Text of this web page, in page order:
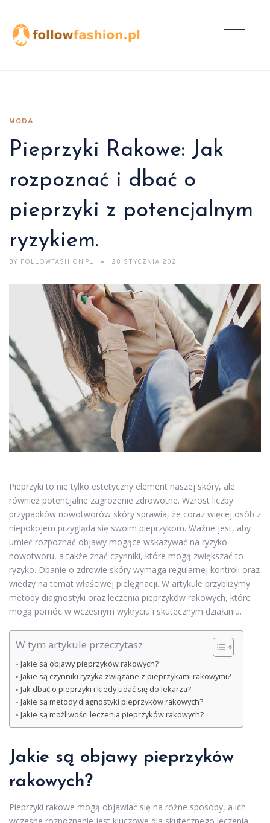
MODA
Pieprzyki Rakowe: Jak
rozpoznać i dbać o
pieprzyki z potencjalnym
ryzykiem.
BY FOLLOWFASHION.PL 28 STYCZNIA 2021
Pieprzyki to nie tylko estetyczny element naszej skóry, ale
również potencjalne zagrożenie zdrowotne. Wzrost liczby
przypadków nowotworów skóry sprawia, że coraz więcej osób z
niepokojem przygląda się swoim pieprzykom. Ważne jest, aby
umieć rozpoznać objawy mogące wskazywać na ryzyko
nowotworu, a także znać czynniki, które mogą zwiększać to
ryzyko. Dbanie o zdrowie skóry wymaga regularnej kontroli oraz
wiedzy na temat właściwej pielęgnacji. W artykule przybliżymy
metody diagnostyki oraz leczenia pieprzyków rakowych, które
mogą pomóc w wczesnym wykryciu i skutecznym działaniu.
W tym artykule przeczytasz
Jakie są objawy pieprzyków rakowych?
Jakie są czynniki ryzyka związane z pieprzykami rakowymi?
Jak dbać o pieprzyki i kiedy udać się do lekarza?
Jakie są metody diagnostyki pieprzyków rakowych?
Jakie są możliwości leczenia pieprzyków rakowych?
Jakie są objawy pieprzyków
rakowych?
Pieprzyki rakowe mogą objawiać się na różne sposoby, a ich
wczesne rozpoznanie jest kluczowe dla skutecznego leczenia.